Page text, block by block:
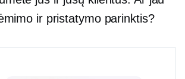
ir pristatymo parinktis?